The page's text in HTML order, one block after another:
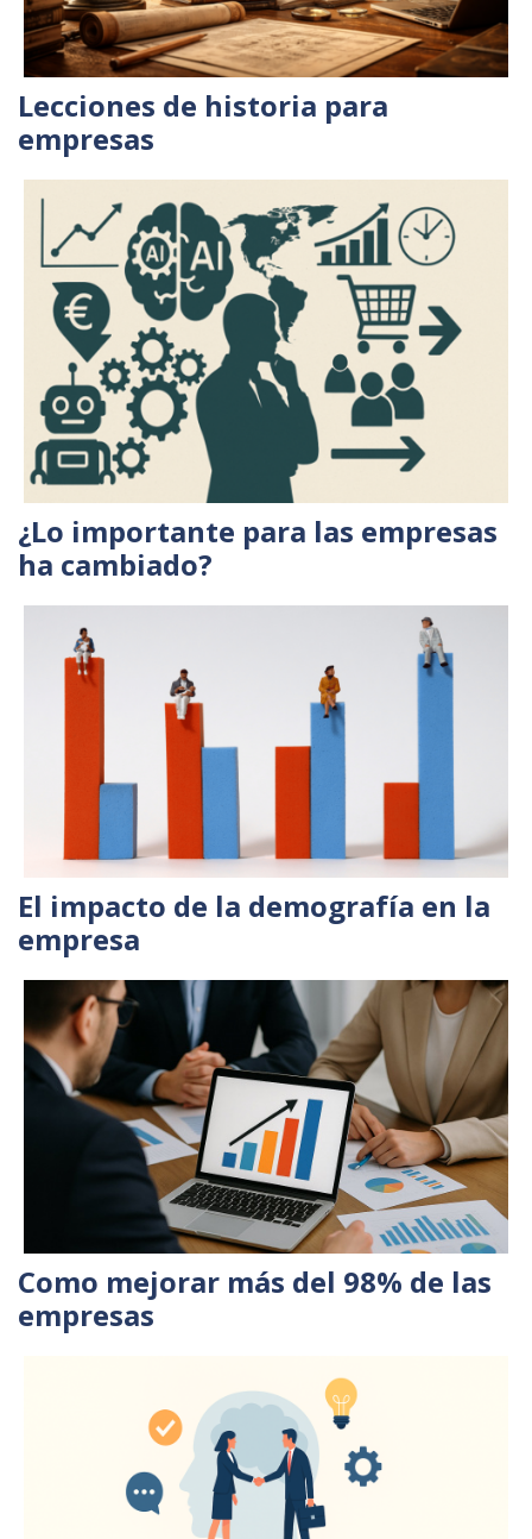
Lecciones de historia para
empresas
¿Lo importante para las empresas
ha cambiado?
El impacto de la demografía en la
empresa
Como mejorar más del 98% de las
empresas